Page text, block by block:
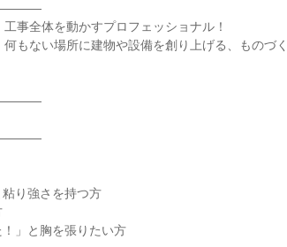
事全体を動かすプロフェッショナル！
もない場所に建物や設備を創り上げる、ものづ
り強さを持つ方
」と胸を張りたい方